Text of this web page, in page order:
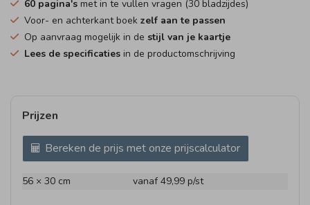
60 pagina's met in te vullen vragen (30 bladzijdes)
Voor- en achterkant boek zelf aan te passen
Op aanvraag mogelijk in de stijl van je kaartje
Lees de specificaties in de productomschrijving
Prijzen
Bereken de prijs met onze prijscalculator
56 × 30 cm vanaf 49,99 p/st